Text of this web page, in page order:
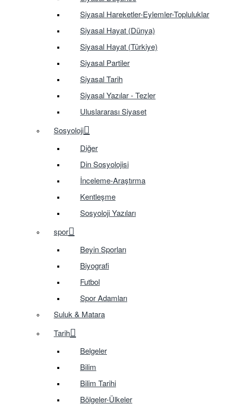
Siyasal Hareketler-Eylemler-Topluluklar
Siyasal Hayat (Dünya)
Siyasal Hayat (Türkiye)
Siyasal Partiler
Siyasal Tarih
Siyasal Yazılar - Tezler
Uluslararası Siyaset
Sosyoloji
Diğer
Din Sosyolojisi
İnceleme-Araştırma
Kentleşme
Sosyoloji Yazıları
spor
Beyin Sporları
Biyografi
Futbol
Spor Adamları
Suluk & Matara
Tarih
Belgeler
Bilim
Bilim Tarihi
Bölgeler-Ülkeler